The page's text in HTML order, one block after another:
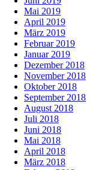
Mai 2019
April 2019
März 2019
Februar 2019
Januar 2019
Dezember 2018
November 2018
Oktober 2018
September 2018
August 2018
Juli 2018
Juni 2018
Mai 2018
April 2018
März 2018